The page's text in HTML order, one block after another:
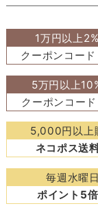
1万円以上
クーポンコード
5万円以上
クーポンコード
5,000円以上
ネコポス送
毎週水曜
ポイント5